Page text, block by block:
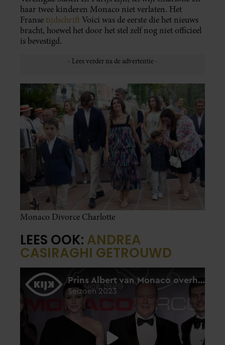
haar twee kinderen Monaco niet verlaten. Het
Franse tijdschriftVoici was de eerste die het nieuws
bracht, hoewel het door het stel zelf nog niet officieel
is bevestigd.
Monaco Divorce Charlotte
LEES OOK: ANDREA
CASIRAGHI GETROUWD